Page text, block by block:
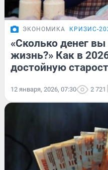
ЭКОНОМИКА КРИЗИС-
«Сколько денег
жизнь?» Как в
достойную
12 января, 2026, 07:30 2 721